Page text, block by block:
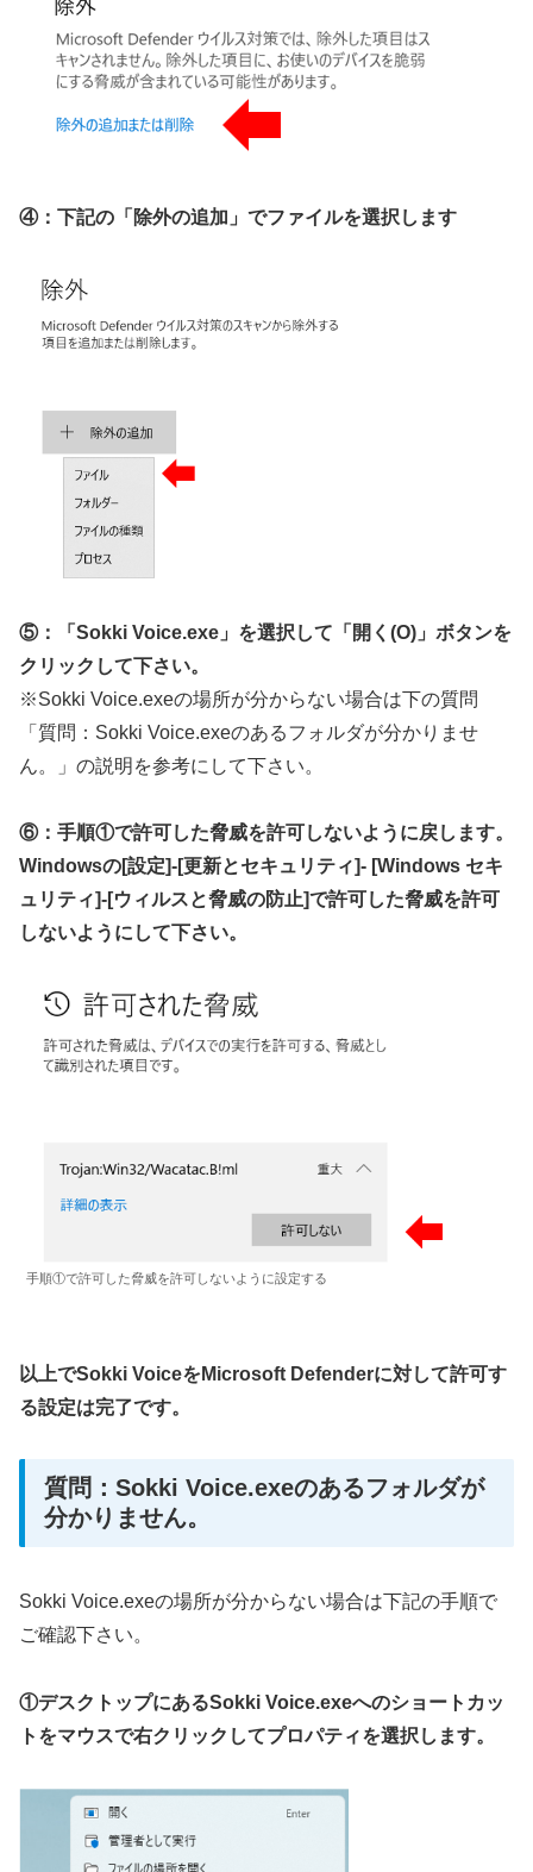
④：下記の「除外の追加」でファイルを選択します
⑤：「Sokki Voice.exe」を選択して「開く(O)」ボタンを
クリックして下さい。
※Sokki Voice.exeの場所が分からない場合は下の質問
「質問：Sokki Voice.exeのあるフォルダが分かりませ
ん。」の説明を参考にして下さい。
⑥：手順①で許可した脅威を許可しないように戻します。
Windowsの[設定]-[更新とセキュリティ]- [Windows セキ
ュリティ]-[ウィルスと脅威の防止]で許可した脅威を許可
しないようにして下さい。
手順①で許可した脅威を許可しないように設定する
以上でSokki VoiceをMicrosoft Defenderに対して許可す
る設定は完了です。
質問：Sokki Voice.exeのあるフォルダが
分かりません。
Sokki Voice.exeの場所が分からない場合は下記の手順で
ご確認下さい。
①デスクトップにあるSokki Voice.exeへのショートカッ
トをマウスで右クリックしてプロパティを選択します。